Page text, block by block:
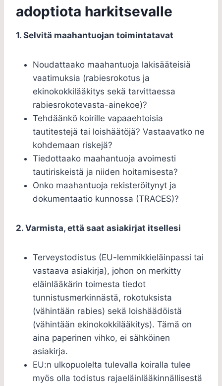
adoptiota harkitsevalle
1. Selvitä maahantuojan toimintatavat
Noudattaako maahantuoja lakisääteisiä
vaatimuksia (rabiesrokotus ja
ekinokokkilääkitys sekä tarvittaessa
rabiesrokotevasta-ainekoe)?
Tehdäänkö koirille vapaaehtoisia
tautitestejä tai loishäätöjä? Vastaavatko ne
kohdemaan riskejä?
Tiedottaako maahantuoja avoimesti
tautiriskeistä ja niiden hoitamisesta?
Onko maahantuoja rekisteröitynyt ja
dokumentaatio kunnossa (TRACES)?
2. Varmista, että saat asiakirjat itsellesi
Terveystodistus (EU-lemmikkieläinpassi tai
vastaava asiakirja), johon on merkitty
eläinlääkärin toimesta tiedot
tunnistusmerkinnästä, rokotuksista
(vähintään rabies) sekä loishäädöistä
(vähintään ekinokokkilääkitys). Tämä on
aina paperinen vihko, ei sähköinen
asiakirja.
EU:n ulkopuolelta tulevalla koiralla tulee
myös olla todistus rajaeläinlääkinnällisestä